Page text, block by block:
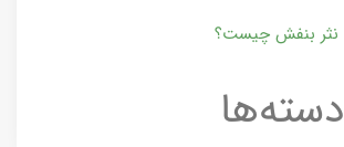
نثر بنفش چیست؟
دسته‌ها